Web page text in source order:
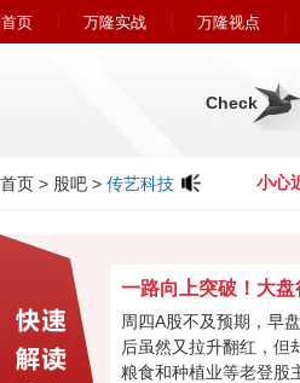
首页 万隆实战 万隆视点
Check
首页 > 股吧 > 传艺科技
州万隆的欺诈行为！ 小心
周四A股不及预期，早
后虽然又拉升翻红，但
粮食和种植业等老登股